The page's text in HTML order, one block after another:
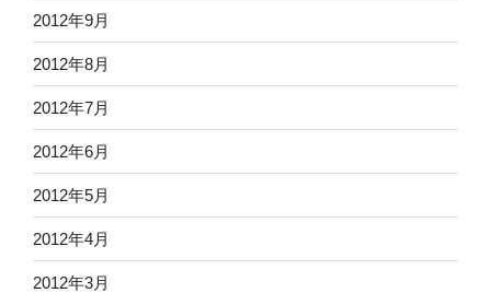
2012年9月
2012年8月
2012年7月
2012年6月
2012年5月
2012年4月
2012年3月